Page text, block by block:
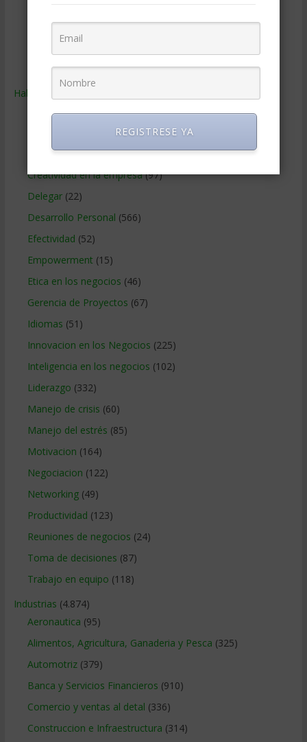
Relaciones publicas(132)
Ventas(242)
Habilidades
Administracion del tiempo(70)
Comunicacion en los negocios(180)
Creatividad en la empresa(97)
Delegar(22)
Desarrollo Personal (566)
Efectividad (52)
Empowerment (15)
Etica en los negocios (46)
Gerencia de Proyectos (67)
Idiomas (51)
Innovacion en los Negocios (225)
Inteligencia en los negocios (102)
Liderazgo (332)
Manejo de crisis (60)
Manejo del estrés (85)
Motivacion (164)
Negociacion (122)
Networking(49)
Productividad (123)
Reuniones de negocios (24)
Toma de decisiones (87)
Trabajo en equipo (118)
Industrias (4.874)
Aeronautica (95)
Alimentos, Agricultura, Ganaderia y Pesca (325)
Automotriz(379)
Banca y Servicios Financieros (910)
Comercio y ventas al detal (336)
Construccion e Infraestructura (314)
REGISTRESE YA